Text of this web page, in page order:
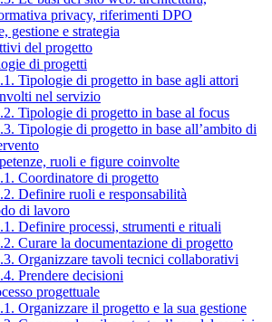
privacy, riferimenti DPO
gestione e strategia
del progetto
di progetti
Tipologie di progetto in base agli attori
nel servizio
Tipologie di progetto in base al focus
Tipologie di progetto in base all’ambito di
ruoli e figure coinvolte
Coordinatore di progetto
Definire ruoli e responsabilità
di lavoro
Definire processi, strumenti e rituali
Curare la documentazione di progetto
Organizzare tavoli tecnici collaborativi
Prendere decisioni
progettuale
Organizzare il progetto e la sua gestione